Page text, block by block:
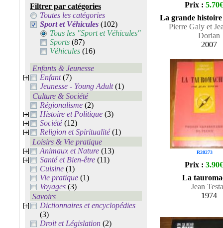
Filtrer par catégories
Toutes les catégories
Sport et Véhicules (102)
Tous les "Sport et Véhicules"
Sports (87)
Véhicules (16)
Enfants & Jeunesse
Enfant(7)
Jeunesse - Young Adult(1)
Culture & Société
Régionalisme (2)
Histoire et Politique (3)
Société(12)
Religion et Spiritualité(1)
Loisirs & Vie pratique
Animaux et Nature (13)
Santé et Bien-être (11)
Cuisine (1)
Vie pratique (1)
Voyages (3)
Savoirs
Dictionnaires et encyclopédies
(3)
Droit et Législation (2)
Prix : 5.70€
La grande
Pierre Galy et
Dorian
2007
R20273
Prix : 3.90€
La
Jean
1974